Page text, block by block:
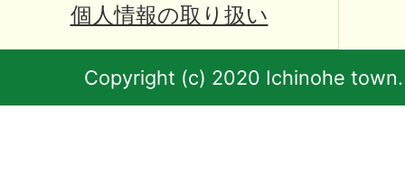
個人情報の取り扱い
Copyright (c) 2020 Ichinohe